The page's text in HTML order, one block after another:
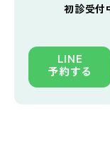
初診受付
LINE
予約する